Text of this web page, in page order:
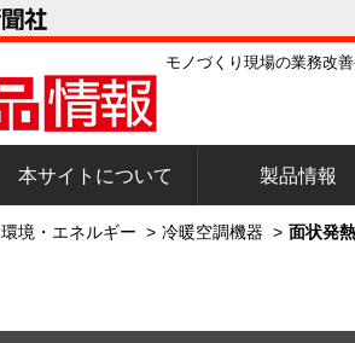
モノづくり現場の業務改
本サイトについて 製品情報
環境・エネルギー > 冷暖空調機器 > 面状発